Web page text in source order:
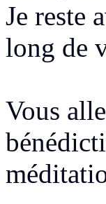
Je reste
long de
Vous